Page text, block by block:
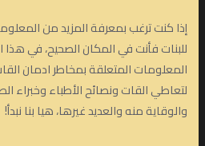
إذا كنت ترغب بمعرفة المزيد من
للبنات فأنت في المكان الصحيح، في
المعلومات المتعلقة بمخاطر ادمان القات
لتعاطي القات ونصائح الأطباء وخبراء
والوقاية منه والعديد غيرها، هيا بنا نبدأ!